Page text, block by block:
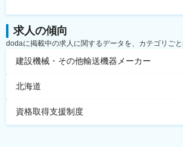
求人の傾向
dodaに掲載中の求人に関するデータを、カテゴリごと
建設機械・その他輸送機器メーカー
北海道
資格取得支援制度